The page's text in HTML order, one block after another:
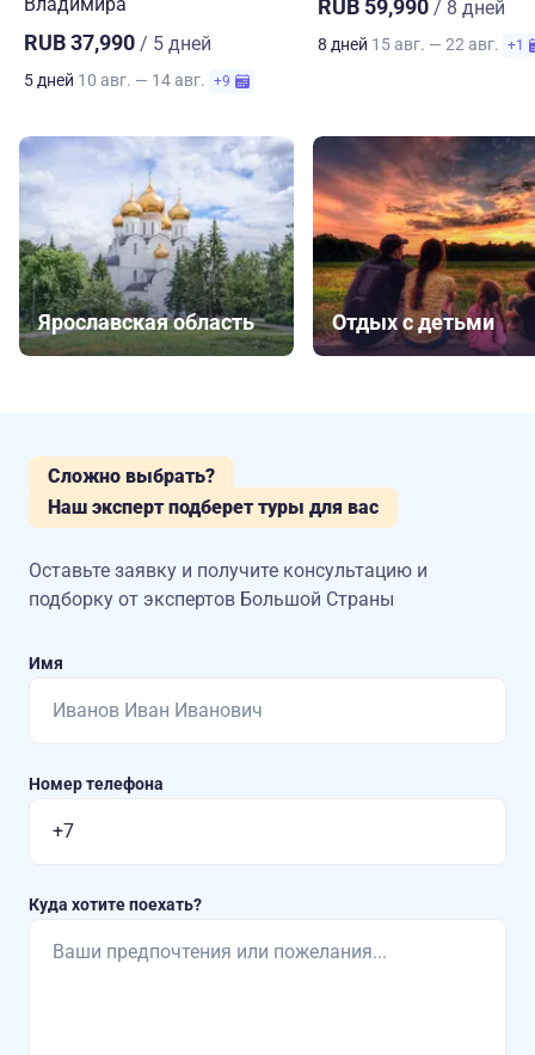
RUB 37,990 / 5 дней
5 дней 10 авг. — 14 авг. +9
RUB 59,990 / 8 дней
8 дней 15 авг. — 22 авг. +1
Ярославская область Отдых с детьми
Сложно выбрать?
Наш эксперт подберет туры для вас
Оставьте заявку и получите консультацию и
подборку от экспертов Большой Страны
Имя
Номер телефона
Куда хотите поехать?